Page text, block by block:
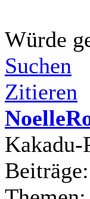
Würde
Suchen
Zitieren
Kakadu-